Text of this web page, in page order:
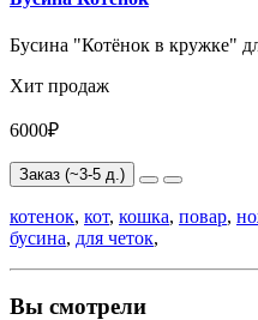
Бусина "Котёнок в кружке"
Хит продаж
6000₽
Заказ (~3-5 д.)
котенок, кот, кошка, повар,
бусина, для четок,
Вы смотрели